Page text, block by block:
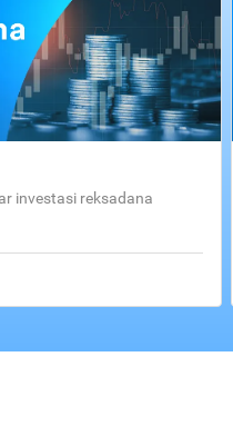
investasi reksadana